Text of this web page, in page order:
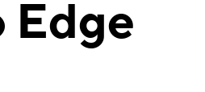
Edge